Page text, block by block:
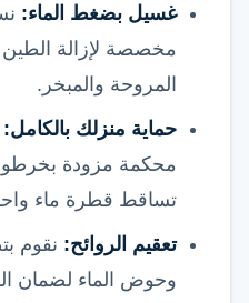
غسيل بضغط الماء:
مخصصة لإزالة الطين
المروحة والمبخر.
حماية منزلك بالكامل:
محكمة مزودة
تساقط قطرة ماء
تعقيم الروائح: نقوم
وحوض الماء لضمان